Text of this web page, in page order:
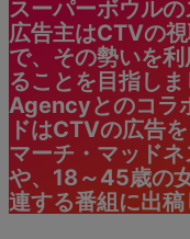
スーパーボウル
広告主はCTVの
で、その勢いを
ることを目指し
Agencyとのコラ
ドはCTVの広告
マーチ・マッド
や、18～45歳の
連する番組に出稿